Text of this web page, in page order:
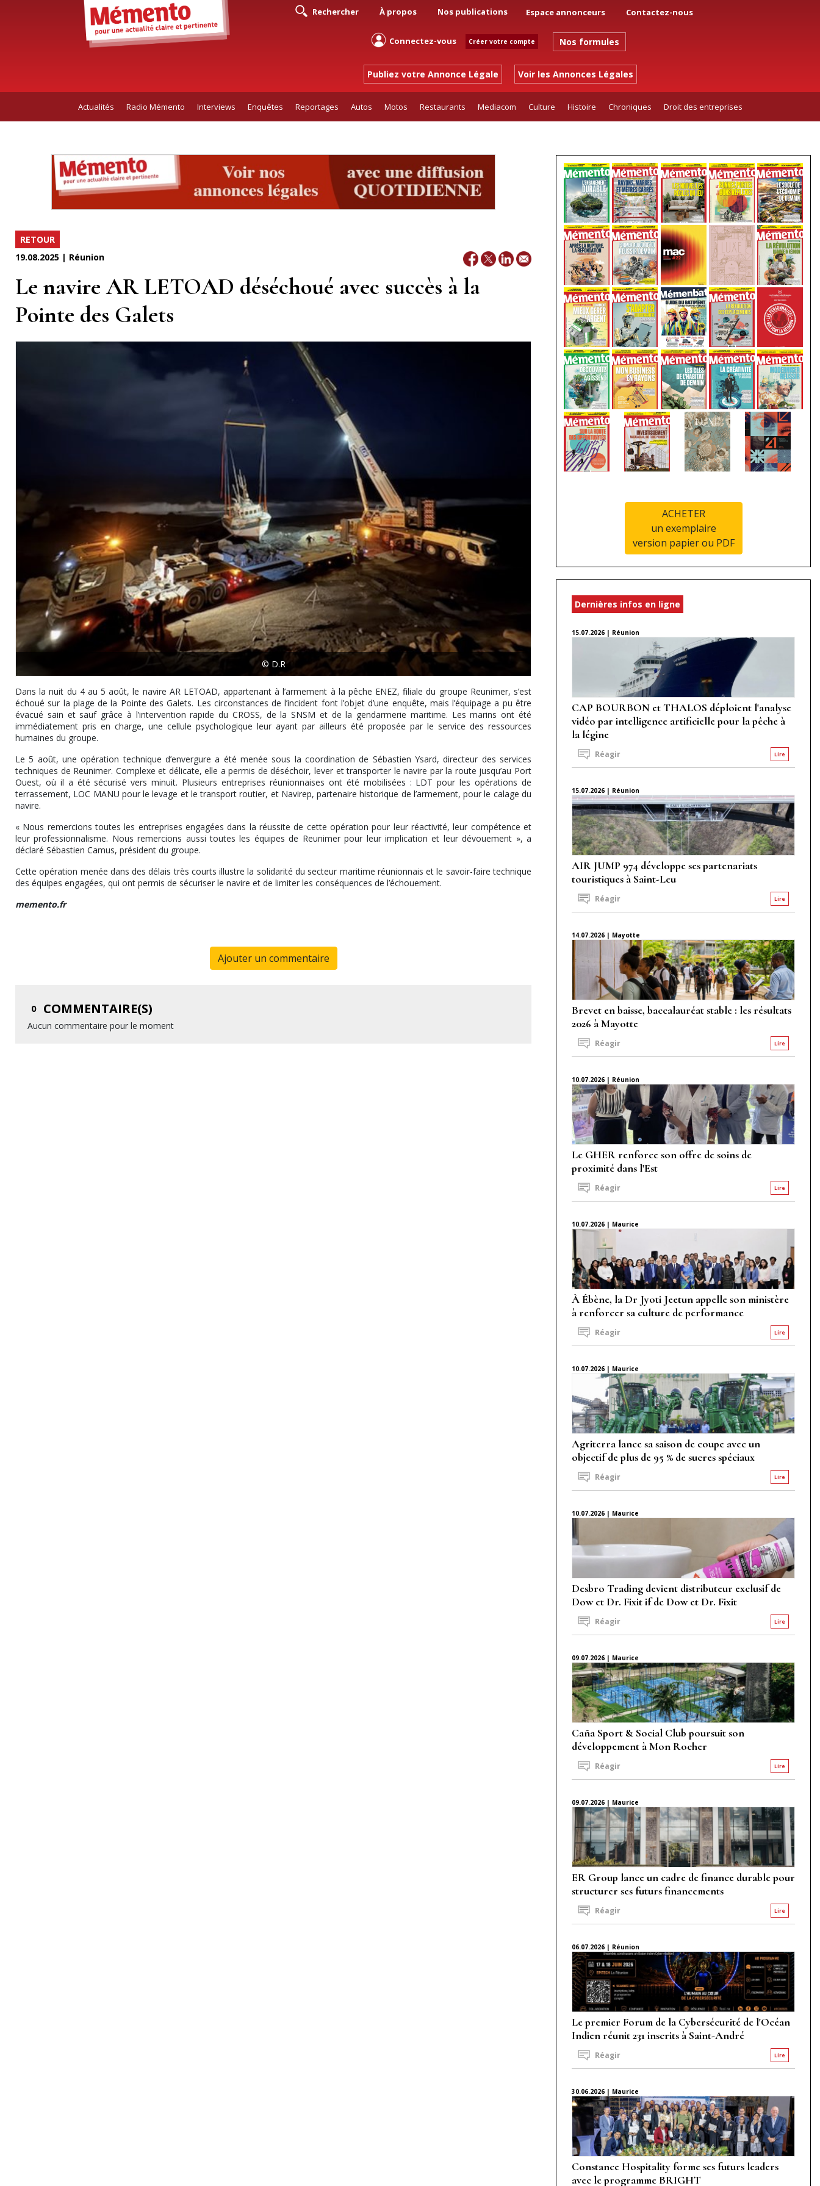
Rechercher À propos Nos publications Espace annonceurs Contactez-nous
Connectez-vous Créer votre compte Nos formules
Publiez votre Annonce Légale Voir les Annonces Légales
Actualités Radio Mémento Interviews Enquêtes Reportages Autos Motos Restaurants Mediacom Culture Histoire Chroniques Droit des entreprises
RETOUR
19.08.2025 | Réunion
Le navire AR LETOAD déséchoué avec succès à la
Pointe des Galets
© D.R
Dans la nuit du 4 au 5 août, le navire AR LETOAD, appartenant à l’armement à la pêche ENEZ, filiale du groupe Reunimer, s’est
échoué sur la plage de la Pointe des Galets. Les circonstances de l’incident font l’objet d’une enquête, mais l’équipage a pu être
évacué sain et sauf grâce à l’intervention rapide du CROSS, de la SNSM et de la gendarmerie maritime. Les marins ont été
immédiatement pris en charge, une cellule psychologique leur ayant par ailleurs été proposée par le service des ressources
humaines du groupe.
Le 5 août, une opération technique d’envergure a été menée sous la coordination de Sébastien Ysard, directeur des services
techniques de Reunimer. Complexe et délicate, elle a permis de déséchoir, lever et transporter le navire par la route jusqu’au Port
Ouest, où il a été sécurisé vers minuit. Plusieurs entreprises réunionnaises ont été mobilisées : LDT pour les opérations de
terrassement, LOC MANU pour le levage et le transport routier, et Navirep, partenaire historique de l’armement, pour le calage du
navire.
« Nous remercions toutes les entreprises engagées dans la réussite de cette opération pour leur réactivité, leur compétence et
leur professionnalisme. Nous remercions aussi toutes les équipes de Reunimer pour leur implication et leur dévouement », a
déclaré Sébastien Camus, président du groupe.
Cette opération menée dans des délais très courts illustre la solidarité du secteur maritime réunionnais et le savoir-faire technique
des équipes engagées, qui ont permis de sécuriser le navire et de limiter les conséquences de l’échouement.
memento.fr
Ajouter un commentaire
0 COMMENTAIRE(S)
Aucun commentaire pour le moment
ACHETER
un exemplaire
version papier ou PDF
Dernières infos en ligne
15.07.2026 | Réunion
CAP BOURBON et THALOS déploient l'analyse
vidéo par intelligence artificielle pour la pêche à
la légine
Lire
Réagir
15.07.2026 | Réunion
AIR JUMP 974 développe ses partenariats
touristiques à Saint-Leu
Lire
Réagir
14.07.2026 | Mayotte
Brevet en baisse, baccalauréat stable : les résultats
2026 à Mayotte
Lire
Réagir
10.07.2026 | Réunion
Le GHER renforce son offre de soins de
proximité dans l'Est
Lire
Réagir
10.07.2026 | Maurice
À Ébène, la Dr Jyoti Jeetun appelle son ministère
à renforcer sa culture de performance
Lire
Réagir
10.07.2026 | Maurice
Agriterra lance sa saison de coupe avec un
objectif de plus de 95 % de sucres spéciaux
Lire
Réagir
10.07.2026 | Maurice
Desbro Trading devient distributeur exclusif de
Dow et Dr. Fixit if de Dow et Dr. Fixit
Lire
Réagir
09.07.2026 | Maurice
Caña Sport & Social Club poursuit son
développement à Mon Rocher
Lire
Réagir
09.07.2026 | Maurice
ER Group lance un cadre de finance durable pour
structurer ses futurs financements
Lire
Réagir
06.07.2026 | Réunion
Le premier Forum de la Cybersécurité de l'Océan
Indien réunit 231 inscrits à Saint-André
Lire
Réagir
30.06.2026 | Maurice
Constance Hospitality forme ses futurs leaders
avec le programme BRIGHT